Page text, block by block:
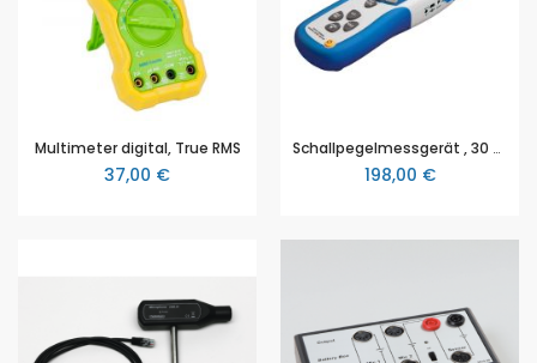
Multimeter digital, True RMS
37,00 €
Schallpegelmessgerät , 30 … 130 dB A/C , mit 32000 Punkten , Datalogger und USB (P 8005)
198,00 €